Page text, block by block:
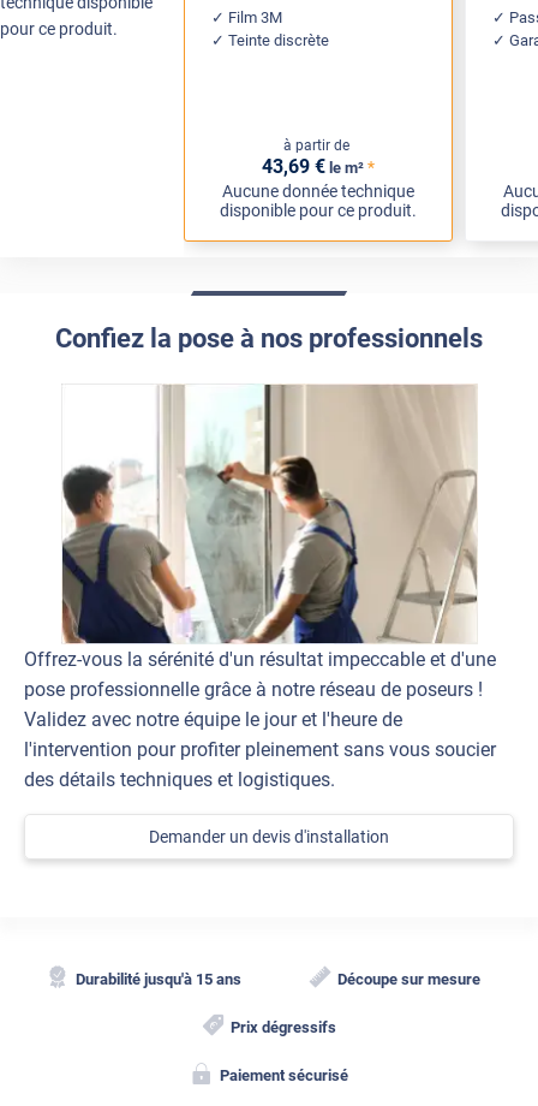
pour ce produit.
Film 3M
Teinte discrète
à partir de
43,69 € le m² *
Aucune donnée technique
disponible pour ce produit.
Confiez la pose à nos professionnels
Offrez-vous la sérénité d'un résultat impeccable et d'une
pose professionnelle grâce à notre réseau de poseurs !
Validez avec notre équipe le jour et l'heure de
l'intervention pour profiter pleinement sans vous soucier
des détails techniques et logistiques.
Demander un devis d'installation
Durabilité jusqu'à 15 ans Découpe sur mesure
Prix dégressifs
Paiement sécurisé